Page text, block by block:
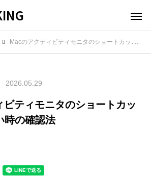
Macのアクティビティモニタのショートカット！動作が重い時の確認法
2026.05.29
ビティモニタのショートカッ
時の確認法